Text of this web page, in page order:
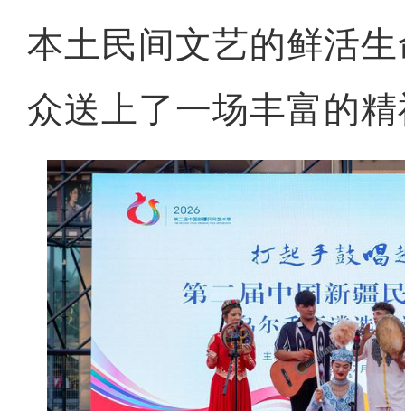
本土民间文艺的鲜活
众送上了一场丰富的